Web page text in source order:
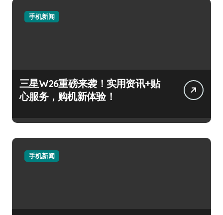
手机新闻
三星W26重磅来袭！实用资讯+贴
心服务，购机新体验！
手机新闻